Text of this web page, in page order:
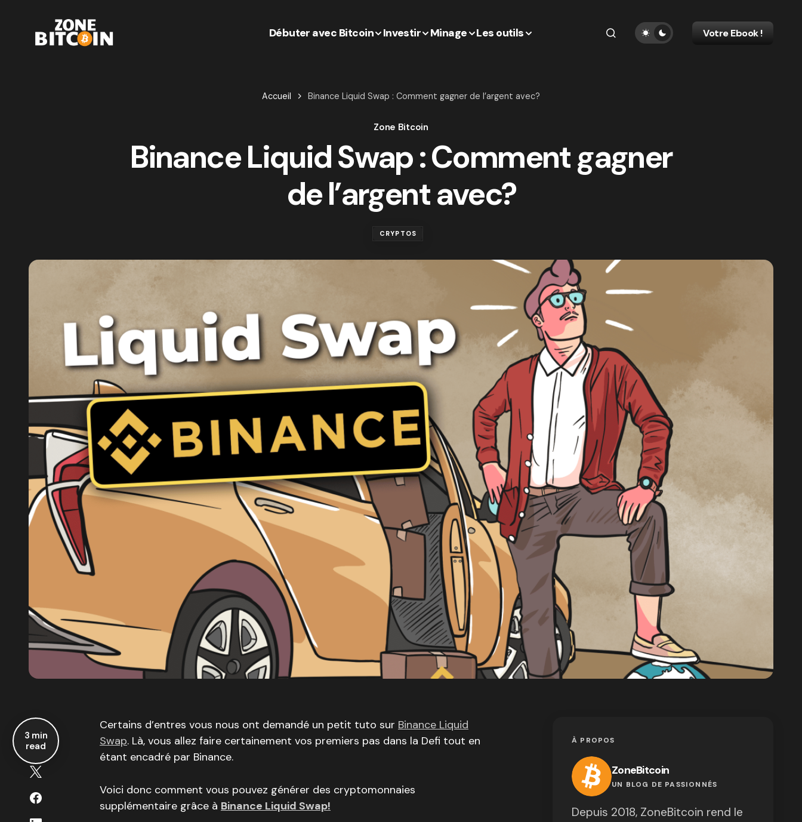
Débuter avec Bitcoin Investir Minage Les outils Votre Ebook !
Accueil Binance Liquid Swap : Comment gagner de l’argent avec?
Zone Bitcoin
Binance Liquid Swap : Comment gagner
de l’argent avec?
CRYPTOS
3 min
read
Certains d’entres vous nous ont demandé un petit tuto sur Binance Liquid
Swap. Là, vous allez faire certainement vos premiers pas dans la Defi tout en
étant encadré par Binance.
Voici donc comment vous pouvez générer des cryptomonnaies
supplémentaire grâce à Binance Liquid Swap!
À PROPOS
ZoneBitcoin
UN BLOG DE PASSIONNÉS
Depuis 2018, ZoneBitcoin rend le